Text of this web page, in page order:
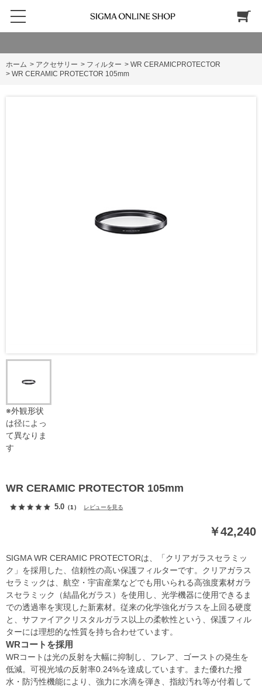
ホーム > アクセサリー > フィルター > WR CERAMICPROTECTOR
> WR CERAMIC PROTECTOR 105mm
※外観形状
は径によっ
て異なりま
す
WR CERAMIC PROTECTOR 105mm
5.0 （1） レビューを見る
￥42,240
SIGMA WR CERAMIC PROTECTORは、「クリアガラスセラミッ
ク」を採用した、信頼性の高い保護フィルターです。クリアガラス
セラミックは、航空・宇宙産業などでも用いられる高強度素材ガラ
スセラミック（結晶化ガラス）を使用し、光学機器に使用できるま
での透過率を実現した新素材。従来の化学強化ガラスを上回る硬度
と、サファイアクリスタルガラス以上の柔軟性という、保護フィル
ターには理想的な性質を持ち合わせています。
WRコートを採用
WRコートは光の反射を大幅に抑制し、フレア、ゴーストの発生を
低減。可視光域の反射率0.24%を達成しています。また優れた撥
水・防汚性機能により、強力に水滴を弾き、指紋汚れ等が付着して